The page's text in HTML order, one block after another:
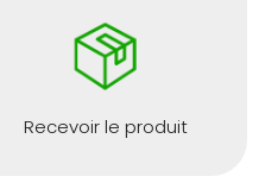
Recevoir le produit